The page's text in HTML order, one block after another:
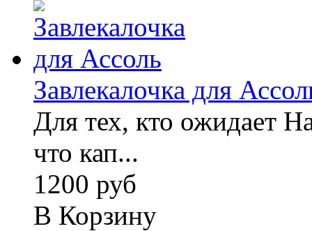
Завлекалочка для
Для тех, кто ожидает
что кап...
1200 руб
В Корзину